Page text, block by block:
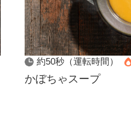
約50秒（運転時間）
かぼちゃスープ